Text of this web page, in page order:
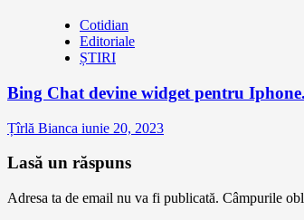
Cotidian
Editoriale
ȘTIRI
Bing Chat devine widget pentru
Țîrlă Bianca iunie 20, 2023
Lasă un răspuns
Adresa ta de email nu va fi publicată. Câmpurile